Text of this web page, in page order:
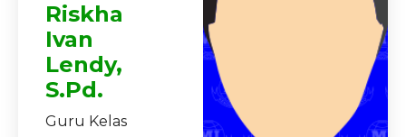
Riskha
Ivan
Lendy,
S.Pd.
Guru Kelas